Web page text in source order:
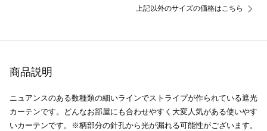
上記以外のサイズの価格はこちら
商品説明
ニュアンスのある数種類の細いラインでストライプが作られている遮光
カーテンです。どんなお部屋にも合わせやすく大変人気がある使いやす
いカーテンです。※柄部分の針孔から光が漏れる可能性がございます。